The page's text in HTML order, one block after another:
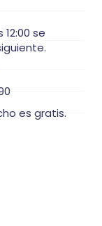
se
es gratis.